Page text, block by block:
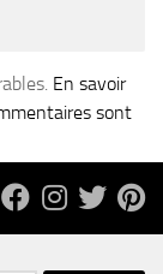
En savoir
sont